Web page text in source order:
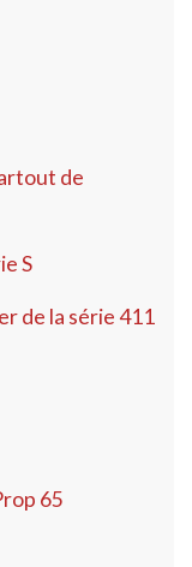
de
S
de la série 411
65